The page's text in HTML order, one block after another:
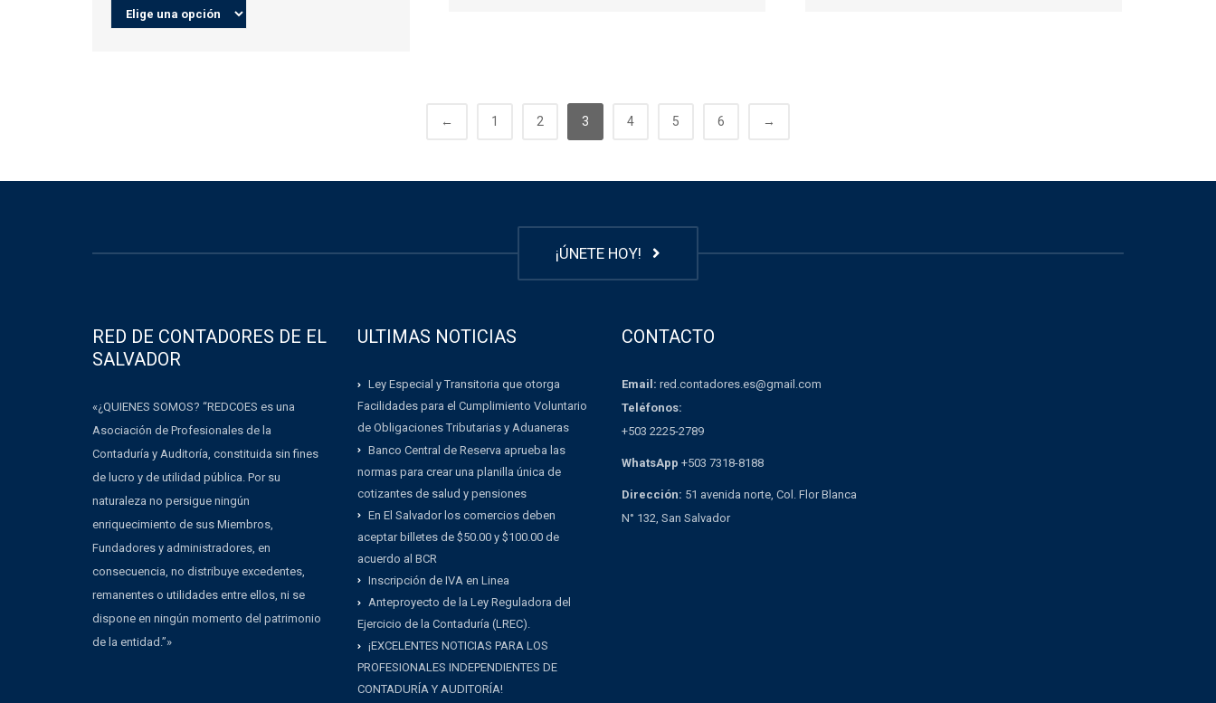
← 1 2 3 4 5 6 →
¡ÚNETE HOY!
RED DE CONTADORES DE EL
SALVADOR
«¿QUIENES SOMOS? “REDCOES es una
Asociación de Profesionales de la
Contaduría y Auditoría, constituida sin fines
de lucro y de utilidad pública. Por su
naturaleza no persigue ningún
enriquecimiento de sus Miembros,
Fundadores y administradores, en
consecuencia, no distribuye excedentes,
remanentes o utilidades entre ellos, ni se
dispone en ningún momento del patrimonio
de la entidad.”»
ULTIMAS NOTICIAS
Ley Especial y Transitoria que otorga
Facilidades para el Cumplimiento Voluntario
de Obligaciones Tributarias y Aduaneras
Banco Central de Reserva aprueba las
normas para crear una planilla única de
cotizantes de salud y pensiones
En El Salvador los comercios deben
aceptar billetes de $50.00 y $100.00 de
acuerdo al BCR
Inscripción de IVA en Linea
Anteproyecto de la Ley Reguladora del
Ejercicio de la Contaduría (LREC).
¡EXCELENTES NOTICIAS PARA LOS
PROFESIONALES INDEPENDIENTES DE
CONTADURÍA Y AUDITORÍA!
CONTACTO
Email: red.contadores.es@gmail.com
Teléfonos:
+503 2225-2789
WhatsApp +503 7318-8188
Dirección: 51 avenida norte, Col. Flor Blanca
N° 132, San Salvador